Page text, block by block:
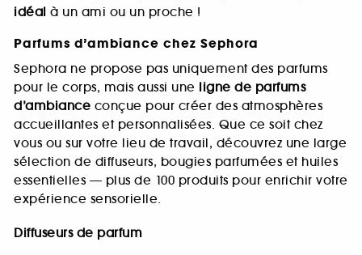
idéal à un ami ou un proche !
Parfums d’ambiance chez Sephora
Sephora ne propose pas uniquement des parfums
pour le corps, mais aussi une ligne de parfums
d’ambiance conçue pour créer des atmosphères
accueillantes et personnalisées. Que ce soit chez
vous ou sur votre lieu de travail, découvrez une large
sélection de diffuseurs, bougies parfumées et huiles
essentielles — plus de 100 produits pour enrichir votre
expérience sensorielle.
Diffuseurs de parfum